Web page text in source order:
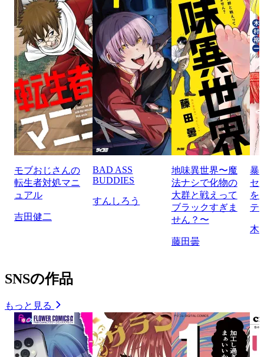
モブおじさんの
転生者対処マニ
ュアル
吉田健二
BAD ASS
BUDDIES
すんしろう
地味異世界〜魔
法ナシで化物の
大群と戦えって
ブラックすぎま
せん？〜
藤田曇
暴
セ
を
テ
木
SNSの作品
もっと見る